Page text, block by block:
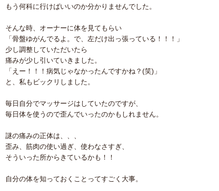
もう何科に行けばいいのか分かりませんでした。
そんな時、オーナーに体を見てもらい
「骨盤ゆがんでるよ。で、左だけ出っ張っている！！！」
少し調整していただいたら
痛みが少し引いていきました。
「えー！！！病気じゃなかったんですかね？(笑)」
と、私もビックリしました。
毎日自分でマッサージはしていたのですが、
毎日体を使うので歪んでいったのかもしれません。
謎の痛みの正体は、、、
歪み、筋肉の使い過ぎ、使わなさすぎ、
そういった所からきているかも！！
自分の体を知っておくことってすごく大事。